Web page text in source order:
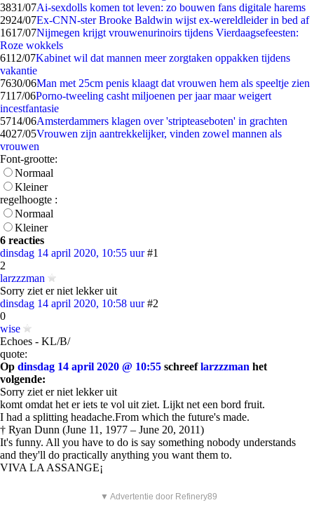
3831/07Ai-sexdolls komen tot leven: zo bouwen fans digitale harems
2924/07Ex-CNN-ster Brooke Baldwin wijst ex-wereldleider in bed af
1617/07Nijmegen krijgt vrouwenurinoirs tijdens Vierdaagsefeesten:
Roze wokkels
6112/07Kabinet wil dat mannen meer zorgtaken oppakken tijdens
vakantie
7630/06Man met 25cm penis klaagt dat vrouwen hem als speeltje zien
7117/06Porno-tweeling casht miljoenen per jaar maar weigert
incestfantasie
5714/06Amsterdammers klagen over 'stripteaseboten' in grachten
4027/05Vrouwen zijn aantrekkelijker, vinden zowel mannen als
vrouwen
Font-grootte:
Normaal
Kleiner
regelhoogte :
Normaal
Kleiner
6 reacties
dinsdag 14 april 2020, 10:55 uur #1
2
larzzzman
Sorry ziet er niet lekker uit
dinsdag 14 april 2020, 10:58 uur #2
0
wise
Echoes - KL/B/
quote:
Op dinsdag 14 april 2020 @ 10:55 schreeflarzzzman het
volgende:
Sorry ziet er niet lekker uit
komt omdat het er iets te vol uit ziet. Lijkt net een bord fruit.
I had a splitting headache.From which the future's made.
† Ryan Dunn (June 11, 1977 – June 20, 2011)
It's funny. All you have to do is say something nobody understands
and they'll do practically anything you want them to.
VIVA LA ASSANGE¡
▼ Advertentie door Refinery89